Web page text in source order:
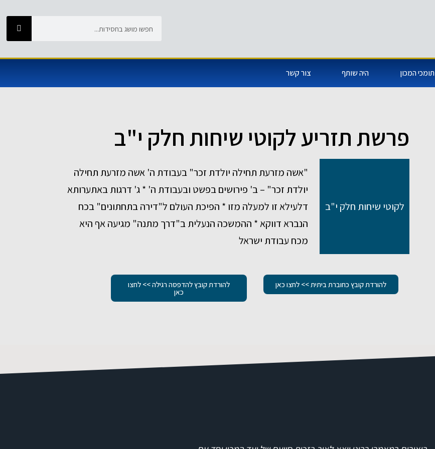
תומכי המכון היה שותף צור קשר
פרשת תזריע לקוטי שיחות חלק י"ב
לקוטי שיחות חלק י"ב
"אשה מזרעת תחילה יולדת זכר" בעבודת ה' אשה מזרעת תחילה
יולדת זכר" – ב' פירושים בפשט ובעבודת ה' * ג' דרגות באתערותא
דלעילא זו למעלה מזו * הפיכת העולם ל"דירה בתחתונים" בכח
הנברא דווקא * ההמשכה הנעלית ב"דרך מתנה" מגיעה אף היא
מכח עבודת ישראל
להורדת קובץ כחוברת ביתית >> לחצו כאן להורדת קובץ להדפסה רגילה >> לחצו
כאן